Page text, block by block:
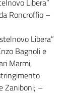
Libera”
Roncroffio –
Libera”
Bagnoli e
Marmi,
Zaniboni; –